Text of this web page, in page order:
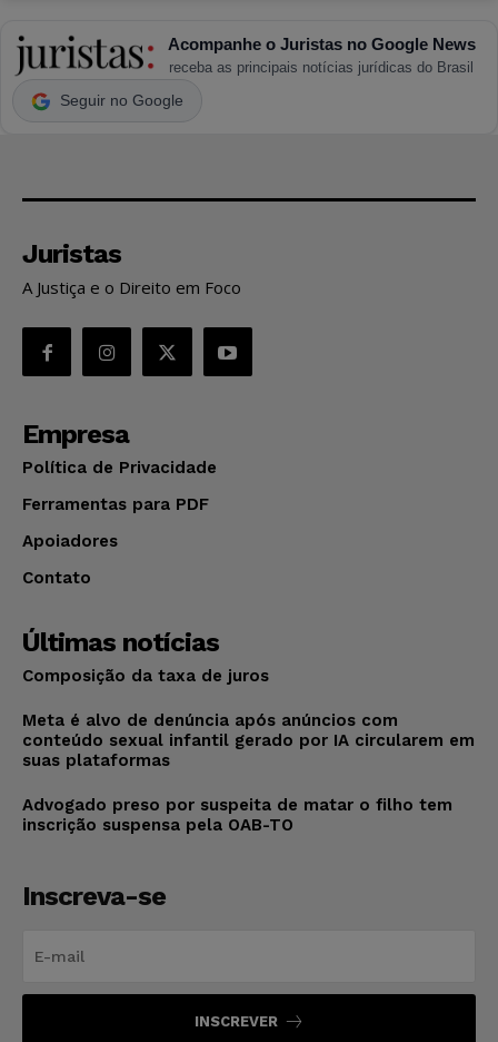
Acompanhe o Juristas no Google News
receba as principais notícias jurídicas do Brasil
Seguir no Google
Juristas
A Justiça e o Direito em Foco
Empresa
Política de Privacidade
Ferramentas para PDF
Apoiadores
Contato
Últimas notícias
Composição da taxa de juros
Meta é alvo de denúncia após anúncios com
conteúdo sexual infantil gerado por IA circularem em
suas plataformas
Advogado preso por suspeita de matar o filho tem
inscrição suspensa pela OAB-TO
Inscreva-se
INSCREVER